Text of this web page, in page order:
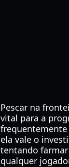
Pescar na
vital para a
frequentemente
ela vale o
tentando
qualquer